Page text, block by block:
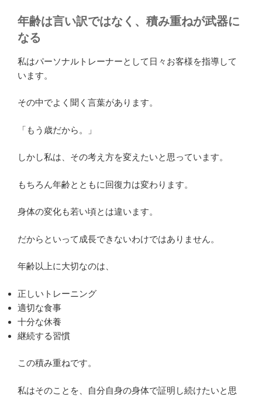
年齢は言い訳ではなく、積み重ねが武器に
なる
私はパーソナルトレーナーとして日々お客様を指導して
います。
その中でよく聞く言葉があります。
「もう歳だから。」
しかし私は、その考え方を変えたいと思っています。
もちろん年齢とともに回復力は変わります。
身体の変化も若い頃とは違います。
だからといって成長できないわけではありません。
年齢以上に大切なのは、
正しいトレーニング
適切な食事
十分な休養
継続する習慣
この積み重ねです。
私はそのことを、自分自身の身体で証明し続けたいと思